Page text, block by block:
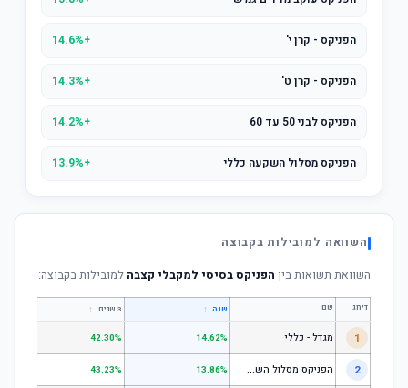
הפניקס - קרן י' +14.6%
הפניקס - קרן ט' +14.3%
הפניקס לבני 50 עד 60 +14.2%
הפניקס מסלול השקעה כללי +13.9%
השוואה למובילות בקבוצה
השוואת תשואות בין הפניקס בסיסי למקבלי קצבה למובילות בקבוצה:
דירוג שם שנה ↕ 3 שנים ↕
1 מגדל - כללי 14.62%
42.30%
2 ה
פניקס מסלול השקעה כללי 13.86%
43.23%